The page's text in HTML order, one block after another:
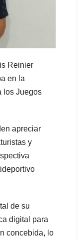
Reinier
en la
los Juegos
apreciar
y
de su
digital para
concebida, lo